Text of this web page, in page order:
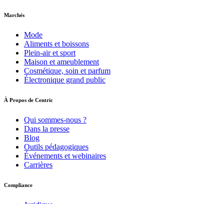
Marchés
Mode
Aliments et boissons
Plein-air et sport
Maison et ameublement
Cosmétique, soin et parfum
Électronique grand public
À Propos de Centric
Qui sommes-nous ?
Dans la presse
Blog
Outils pédagogiques
Événements et webinaires
Carrières
Compliance